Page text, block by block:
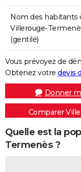
Nom des habitants
Villerouge-
(gentilé)
Vous prévoyez de
Obtenez votre devis
Donner
Comparer
Quelle est la
Termenès ?